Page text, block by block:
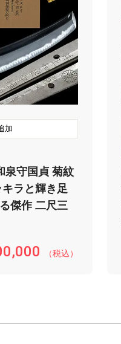
泉守国貞 菊紋
ラと輝き足
傑作 二尺三
（税込）